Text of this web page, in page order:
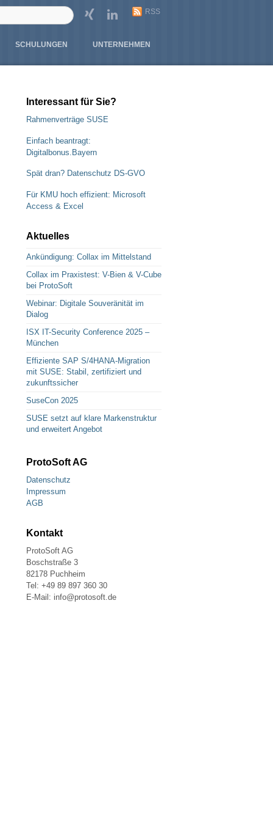
SCHULUNGEN UNTERNEHMEN
RSS
Interessant für Sie?
Rahmenverträge SUSE
Einfach beantragt:
Digitalbonus.Bayern
Spät dran? Datenschutz DS-GVO
Für KMU hoch effizient: Microsoft
Access & Excel
Aktuelles
Ankündigung: Collax im Mittelstand
Collax im Praxistest: V-Bien & V-Cube
bei ProtoSoft
Webinar: Digitale Souveränität im
Dialog
ISX IT-Security Conference 2025 –
München
Effiziente SAP S/4HANA-Migration
mit SUSE: Stabil, zertifiziert und
zukunftssicher
SuseCon 2025
SUSE setzt auf klare Markenstruktur
und erweitert Angebot
ProtoSoft AG
Datenschutz
Impressum
AGB
Kontakt
ProtoSoft AG
Boschstraße 3
82178 Puchheim
Tel: +49 89 897 360 30
E-Mail: info@protosoft.de